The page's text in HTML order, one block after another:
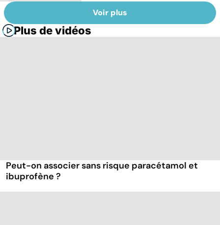
Voir plus
Plus de vidéos
Peut-on associer sans risque paracétamol et
ibuprofène ?